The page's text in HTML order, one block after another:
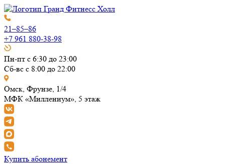
21–85–86
+7 961 880-38-98
Пн-пт с 6:30 до 23:00
Сб-вс с 8:00 до 22:00
Омск, Фрунзе, 1/4
МФК «Миллениум», 5 этаж
Купить абонемент